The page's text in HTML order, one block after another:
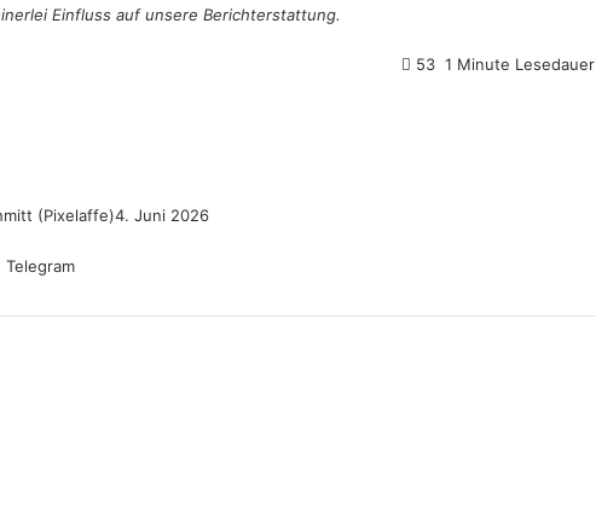
Einfluss auf unsere Berichterstattung.
(Pixelaffe)4. Juni 2026
53 1 Minute Lesedauer
Telegram